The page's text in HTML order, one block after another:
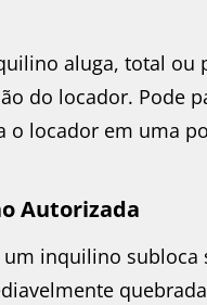
aluga, total ou
do locador. Pode
o locador em uma
Autorizada
um inquilino subloca